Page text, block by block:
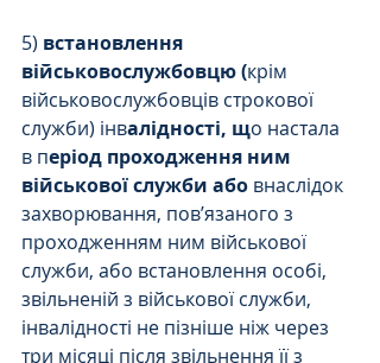
5) встановлення
військовослужбовцю (крім
військовослужбовців строкової
служби) інвалідності, що настала
в період проходження ним
військової служби або внаслідок
захворювання, пов’язаного з
проходженням ним військової
служби, або встановлення особі,
звільненій з військової служби,
інвалідності не пізніше ніж через
три місяці після звільнення її з